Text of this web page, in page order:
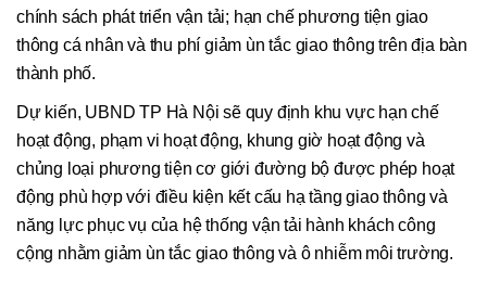
chính sách phát triển vận tải; hạn chế phương tiện giao
thông cá nhân và thu phí giảm ùn tắc giao thông trên địa bàn
thành phố.
Dự kiến, UBND TP Hà Nội sẽ quy định khu vực hạn chế
hoạt động, phạm vi hoạt động, khung giờ hoạt động và
chủng loại phương tiện cơ giới đường bộ được phép hoạt
động phù hợp với điều kiện kết cấu hạ tầng giao thông và
năng lực phục vụ của hệ thống vận tải hành khách công
cộng nhằm giảm ùn tắc giao thông và ô nhiễm môi trường.